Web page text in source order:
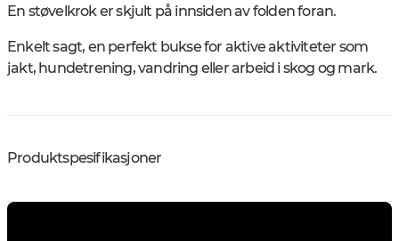
En støvelkrok er skjult på innsiden av folden foran.
Enkelt sagt, en perfekt bukse for aktive aktiviteter som
jakt, hundetrening, vandring eller arbeid i skog og mark.
Produktspesifikasjoner